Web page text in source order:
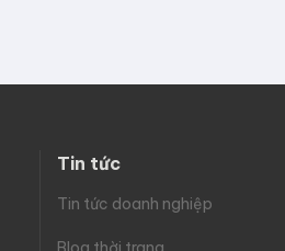
Tin tức
Tin tức doanh nghiệp